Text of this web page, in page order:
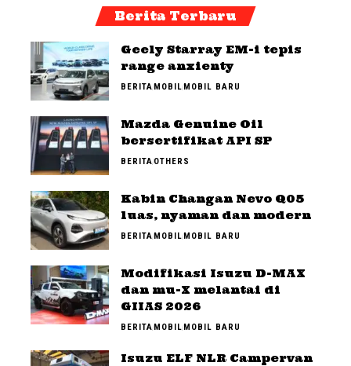
Berita Terbaru
Geely Starray EM-i tepis
range anxienty
BERITAMOBILMOBIL BARU
Mazda Genuine Oil
bersertifikat API SP
BERITAOTHERS
Kabin Changan Nevo Q05
luas, nyaman dan modern
BERITAMOBILMOBIL BARU
Modifikasi Isuzu D-MAX
dan mu-X melantai di
GIIAS 2026
BERITAMOBILMOBIL BARU
Isuzu ELF NLR Campervan